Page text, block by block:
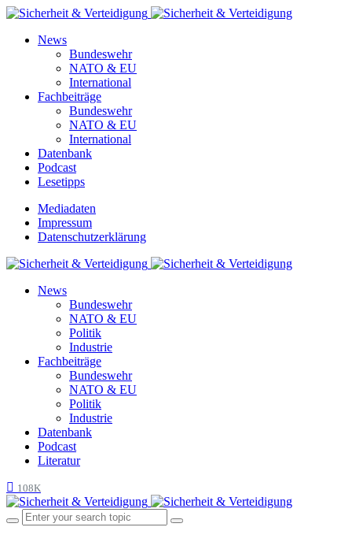
News
Bundeswehr
NATO & EU
International
Fachbeiträge
Bundeswehr
NATO & EU
International
Datenbank
Podcast
Lesetipps
Mediadaten
Impressum
Datenschutzerklärung
News
Bundeswehr
NATO & EU
Politik
Industrie
Fachbeiträge
Bundeswehr
NATO & EU
Politik
Industrie
Datenbank
Podcast
Literatur
108K